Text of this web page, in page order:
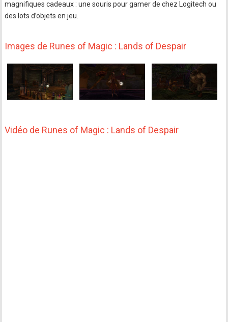
magnifiques cadeaux : une souris pour gamer de chez Logitech ou
des lots d’objets en jeu.
Images de Runes of Magic : Lands of Despair
Vidéo de Runes of Magic : Lands of Despair